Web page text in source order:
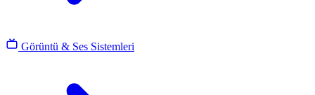
Görüntü & Ses Sistemleri